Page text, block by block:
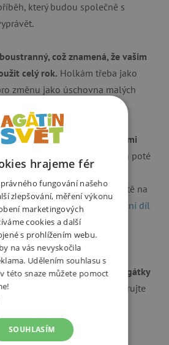
který budou společně s
což znamená, že vašim
celý rok. Holkám třeba jako
změnu jako úschovna malých
čistý arch
s předními
dotvořit buď jako celek a poté
kalendář, nebo ho nejdříve
nazdobit jinak. Volba je čiště na
jak na to,pusťte si náš vánoční díl
adventní kalendář s dětmi
vánoční tematikou Agátky
Stáhněte si ho zdarma
a inspirujte
při tvorbě postupovat
přesně podle svých
hrajeme fér
fungování našeho
zlepšování, měření výkonu
marketingových
cookies a další
s prohlížením webu.
na vás nevyskočila
Udělením souhlasu s
této snaze můžete pomoct
SOUHLASÍM